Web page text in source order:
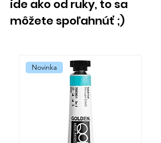
ide ako od ruky, to sa
môžete spoľahnúť ;)
Novinka